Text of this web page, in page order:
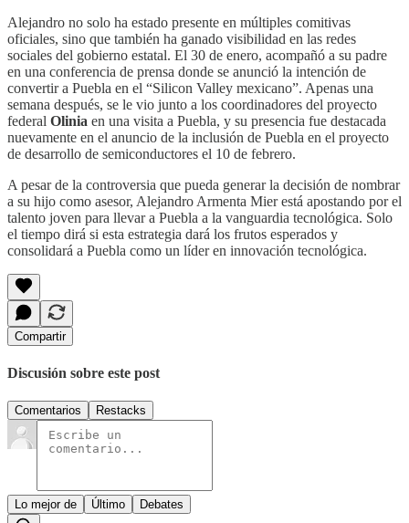
Alejandro no solo ha estado presente en múltiples comitivas
oficiales, sino que también ha ganado visibilidad en las redes
sociales del gobierno estatal. El 30 de enero, acompañó a su padre
en una conferencia de prensa donde se anunció la intención de
convertir a Puebla en el “Silicon Valley mexicano”. Apenas una
semana después, se le vio junto a los coordinadores del proyecto
federal Olinia en una visita a Puebla, y su presencia fue destacada
nuevamente en el anuncio de la inclusión de Puebla en el proyecto
de desarrollo de semiconductores el 10 de febrero.
A pesar de la controversia que pueda generar la decisión de nombrar
a su hijo como asesor, Alejandro Armenta Mier está apostando por el
talento joven para llevar a Puebla a la vanguardia tecnológica. Solo
el tiempo dirá si esta estrategia dará los frutos esperados y
consolidará a Puebla como un líder en innovación tecnológica.
Compartir
Discusión sobre este post
Comentarios Restacks
Lo mejor de Último Debates